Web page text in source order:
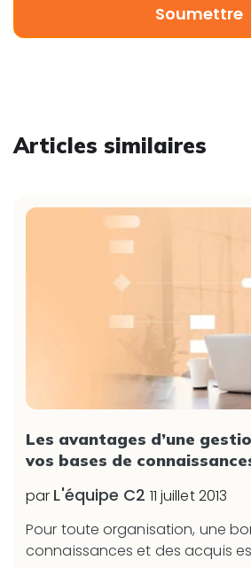
Articles similaires
Les avantages d’une
vos bases de
par L'équipe C2 11 juillet 2013
Pour toute organisation, une
connaissances et des acquis